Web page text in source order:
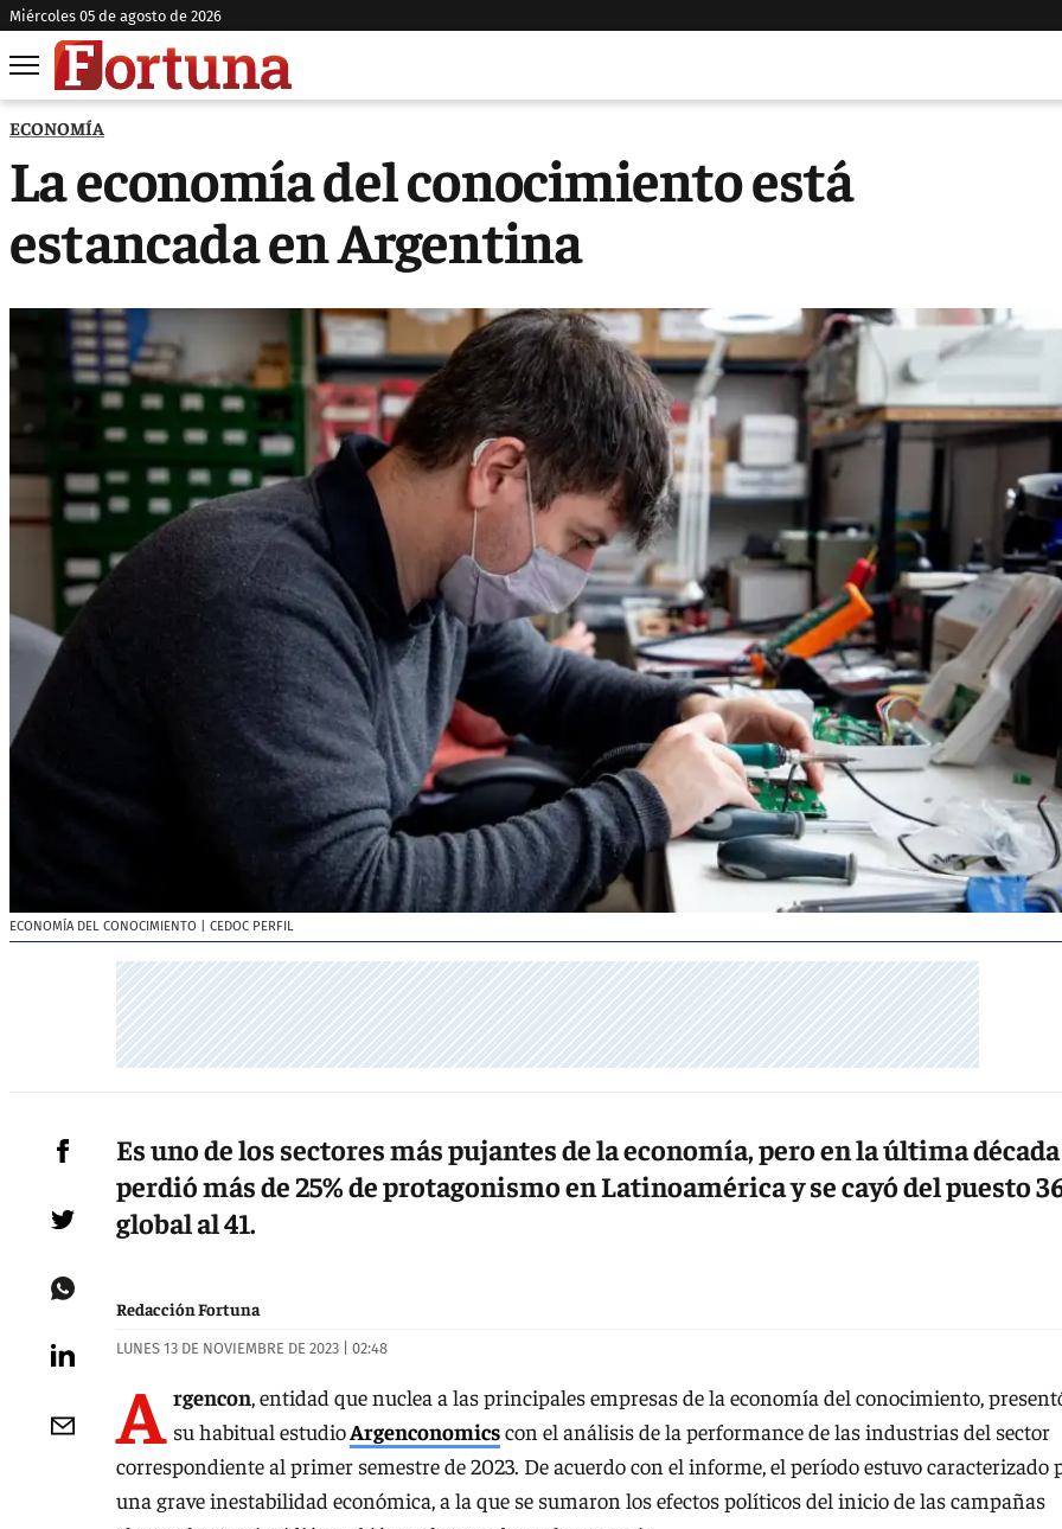
miércoles 05 de agosto de 2026
ECONOMÍA
La economía del conocimiento está
estancada en Argentina
ECONOMÍA DEL CONOCIMIENTO | CEDOC PERFIL
Es uno de los sectores más pujantes de la economía, pero en la última década
perdió más de 25% de protagonismo en Latinoamérica y se cayó del puesto
global al 41.
Redacción Fortuna
LUNES 13 DE NOVIEMBRE DE 2023 | 02:48
A rgencon, entidad que nuclea a las principales empresas de la economía del conocimiento,
su habitual estudioArgenconomicscon el análisis de la performance de las industrias del sector
correspondiente al primer semestre de 2023. De acuerdo con el informe, el período estuvo caracterizado
una grave inestabilidad económica, a la que se sumaron los efectos políticos del inicio de las campañas